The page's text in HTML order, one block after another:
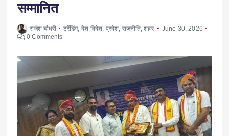
सम्मानित
राजेश चौधरी ट्रेंडिंग, देश-विदेश प्रदेश राजनीति ,शहर
June 30, 2026
0 Comments